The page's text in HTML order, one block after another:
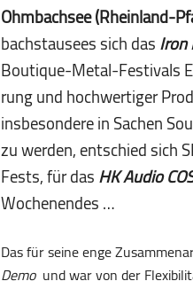
Ohmbachsee (Rheinland-
bach­stau­sees sich dasIron
Boutique-Metal-Festivals
rung und hochwertiger
insbesondere in Sachen
zu werden, entschied sich
Fests, für dasHK Audio
Wochenendes …
Das für seine enge
Demound war von der